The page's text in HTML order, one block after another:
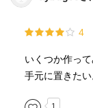
4
いくつか作って
手元に置きたい